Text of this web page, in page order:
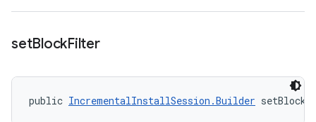
setBlockFilter
public IncrementalInstallSession.Builder